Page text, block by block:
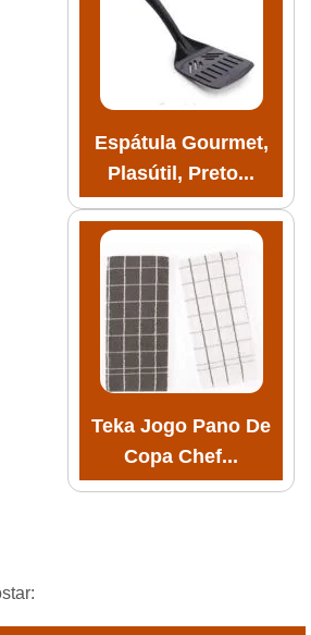
Espátula Gourmet,
Plasútil, Preto...
Teka Jogo Pano De
Copa Chef...